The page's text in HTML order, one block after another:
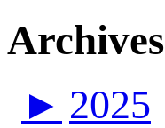
Archives
► 2025